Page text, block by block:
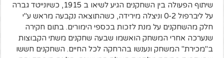
שיתוף הפעולה בין השחקנים הגיע לשיאו ב 1915, כשיונייטד גברה
על ליברפול 0-2 וניצלה מירידה, כשהתוצאה נקבעה מראש ע"י
חלק מהשחקנים על מנת לזכות בכספי הימורים. בתום חקירה
שנערכה אחרי המשחק הואשמו שבעה שחקנים משתי הקבוצות
ב"מכירת" המשחק ונענשו בהרחקה לכל החיים. השחקנים חששו